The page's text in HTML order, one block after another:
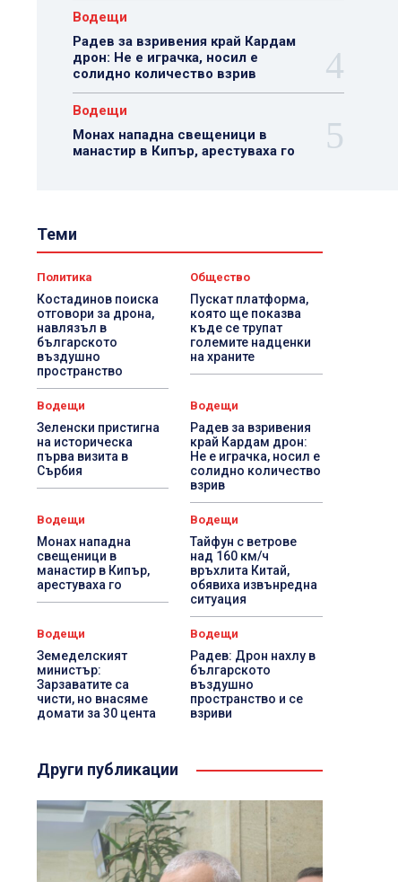
Водещи
Радев за взривения край Кардам
дрон: Не е играчка, носил е
солидно количество взрив
Водещи
Монах нападна свещеници в
манастир в Кипър, арестуваха го
Теми
Политика
Костадинов поиска
отговори за дрона,
навлязъл в
българското
въздушно
пространство
Общество
Пускат платформа,
която ще показва
къде се трупат
големите надценки
на храните
Водещи
Зеленски пристигна
на историческа
първа визита в
Сърбия
Водещи
Радев за взривения
край Кардам дрон:
Не е играчка, носил е
солидно количество
взрив
Водещи
Монах нападна
свещеници в
манастир в Кипър,
арестуваха го
Водещи
Тайфун с ветрове
над 160 км/ч
връхлита Китай,
обявиха извънредна
ситуация
Водещи
Земеделският
министър:
Зарзаватите са
чисти, но внасяме
домати за 30 цента
Водещи
Радев: Дрон нахлу в
българското
въздушно
пространство и се
взриви
Други публикации